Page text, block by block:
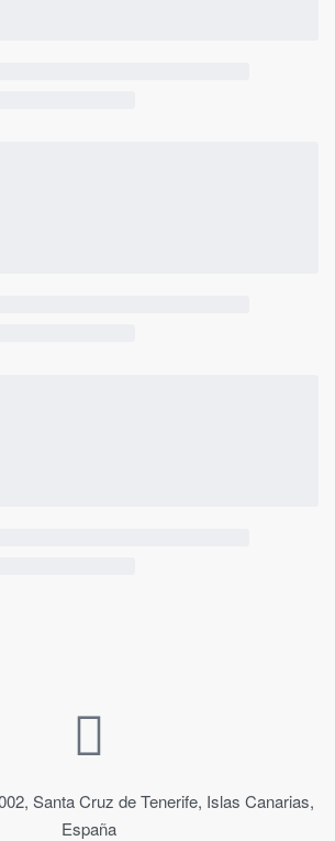
Santa Cruz de Tenerife, Islas Canarias,
España